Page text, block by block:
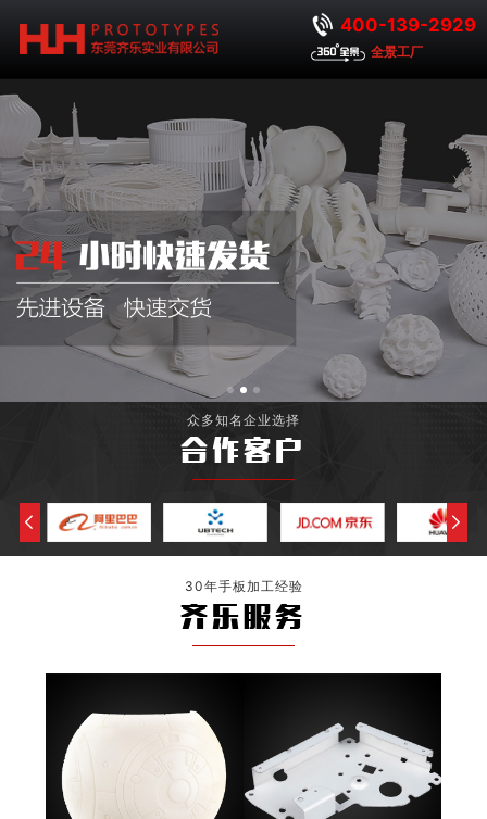
400-139-2929
全景工厂
众多知名企业选择
合作客户
30年手板加工经验
齐乐服务